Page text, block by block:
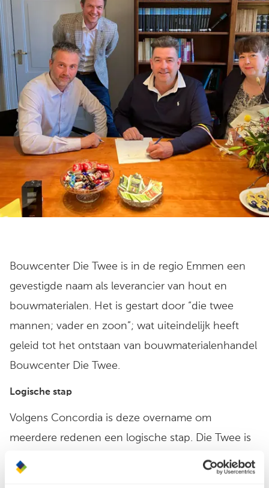
Bouwcenter Die Twee is in de regio Emmen een
gevestigde naam als leverancier van hout en
bouwmaterialen. Het is gestart door “die twee
mannen; vader en zoon”; wat uiteindelijk heeft
geleid tot het ontstaan van bouwmaterialenhandel
Bouwcenter Die Twee.
Logische stap
Volgens Concordia is deze overname om
meerdere redenen een logische stap. Die Twee is
al geruimde tijd achter de schermen onder de
naam van Concordia lid van haar